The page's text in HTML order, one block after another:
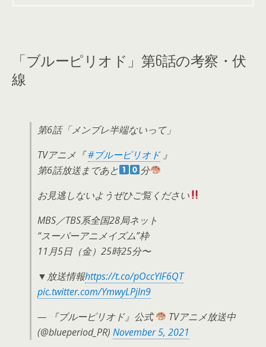
「ブルーピリオド」第6話の考察・伏
線
第6話「メンブレ半端ないって」
TVアニメ『#ブルーピリオド』
第6話放送まであと
分
お見逃しないようぜひご覧ください
MBS／TBS系全国28局ネット
“スーパーアニメイズム”枠
11月5日（金）25時25分〜
▼放送情報https://t.co/pOccYIF6QT
pic.twitter.com/YmwyLPjln9
— 『ブルーピリオド』公式
TVアニメ放送中
(@blueperiod_PR) November 5, 2021